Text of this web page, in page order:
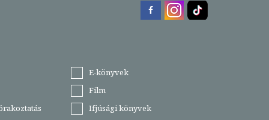
E-könyvek
Film
Ifjúsági könyvek